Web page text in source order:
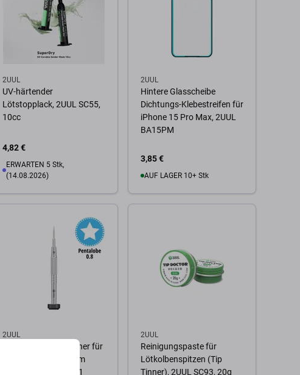
2UUL
UV-härtender
Lötstopplack, 2UUL SC55,
10cc
4,82 €
ERWARTEN 5 Stk,
(14.08.2026)
Zum Warenkorb
2UUL
Hintere Glasscheibe
Dichtungs-Klebestreifen für
iPhone 15 Pro Max, 2UUL
BA15PM
3,85 €
AUF LAGER 10+ Stk
2UUL
2UUL Schraubendreher für
den Alltag - Vanadium
Stahl - Pentalobe PL1
2UUL
Reinigungspaste für
Lötkolbenspitzen (Tip
Tinner), 2UUL SC93, 20g